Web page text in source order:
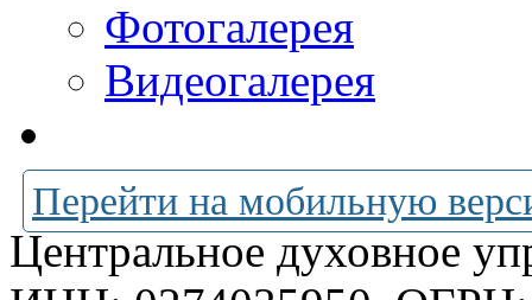
Фотогалерея
Видеогалерея
Перейти на мобильную
Центральное духовное